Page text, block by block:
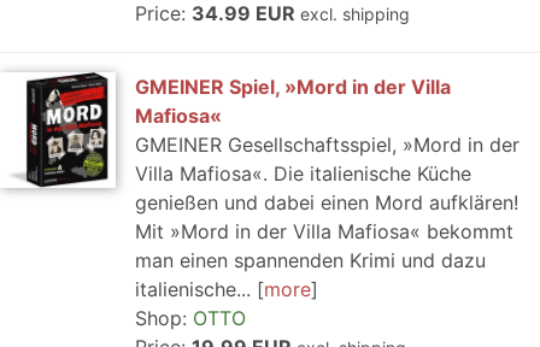
Price: 34.99 EUR excl. shipping
GMEINER Spiel, »Mord in der Villa
Mafiosa«
GMEINER Gesellschaftsspiel, »Mord in der
Villa Mafiosa«. Die italienische Küche
genießen und dabei einen Mord aufklären!
Mit »Mord in der Villa Mafiosa« bekommt
man einen spannenden Krimi und dazu
italienische...
more
Shop: OTTO